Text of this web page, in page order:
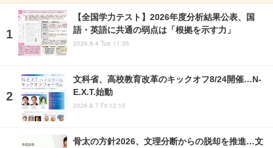
【全国学力テスト】2026年度分析結果公表、国
語・英語に共通の弱点は「根拠を示す力」
2026.8.4 Tue 11:36
文科省、高校教育改革のキックオフ8/24開催…N-
E.X.T.始動
2026.8.7 Fri 12:15
骨太の方針2026、文理分断からの脱却を推進…文